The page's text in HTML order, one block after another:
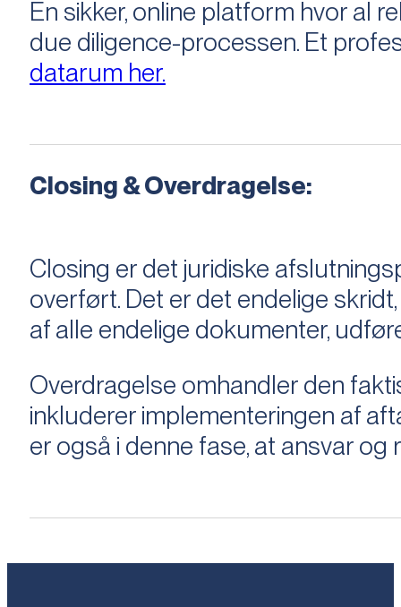
En sikker, online platform hvor al
due diligence-processen. Et
datarum her.
Closing & Overdragelse:
Closing er det juridiske
overført. Det er det endelige
af alle endelige dokumenter,
Overdragelse omhandler den
inkluderer implementeringen af
er også i denne fase, at ansvar